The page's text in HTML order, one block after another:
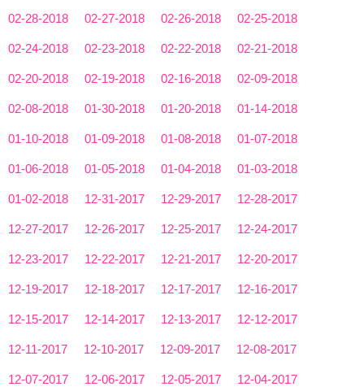
02-28-2018 02-27-2018 02-26-2018 02-25-2018
02-24-2018 02-23-2018 02-22-2018 02-21-2018
02-20-2018 02-19-2018 02-16-2018 02-09-2018
02-08-2018 01-30-2018 01-20-2018 01-14-2018
01-10-2018 01-09-2018 01-08-2018 01-07-2018
01-06-2018 01-05-2018 01-04-2018 01-03-2018
01-02-2018 12-31-2017 12-29-2017 12-28-2017
12-27-2017 12-26-2017 12-25-2017 12-24-2017
12-23-2017 12-22-2017 12-21-2017 12-20-2017
12-19-2017 12-18-2017 12-17-2017 12-16-2017
12-15-2017 12-14-2017 12-13-2017 12-12-2017
12-11-2017 12-10-2017 12-09-2017 12-08-2017
12-07-2017 12-06-2017 12-05-2017 12-04-2017